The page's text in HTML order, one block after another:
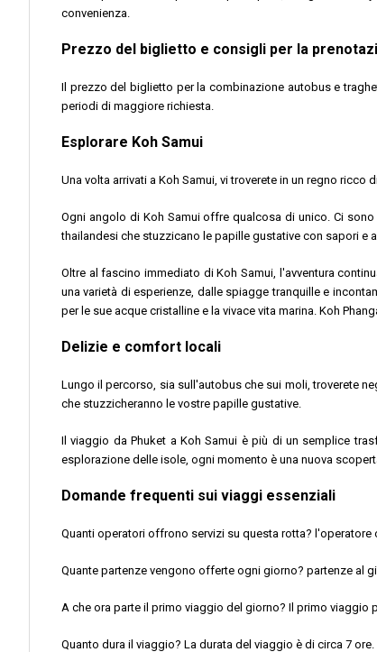
convenienza.
Prezzo del biglietto e consigli per la
Il prezzo del biglietto per la combinazione autobus e
periodi di maggiore richiesta.
Esplorare Koh Samui
Una volta arrivati a Koh Samui, vi troverete in un regno
Ogni angolo di Koh Samui offre qualcosa di unico. Ci
thailandesi che stuzzicano le papille gustative con sapori e
Oltre al fascino immediato di Koh Samui, l'avventura
una varietà di esperienze, dalle spiagge tranquille e
per le sue acque cristalline e la vivace vita marina. Koh
Delizie e comfort locali
Lungo il percorso, sia sull'autobus che sui moli, troverete
che stuzzicheranno le vostre papille gustative.
Il viaggio da Phuket a Koh Samui è più di un semplice
esplorazione delle isole, ogni momento è una nuova
Domande frequenti sui viaggi essenziali
Quanti operatori offrono servizi su questa rotta?
Quante partenze vengono offerte ogni giorno? partenze al
A che ora parte il primo viaggio del giorno? Il primo viaggio
Quanto dura il viaggio? La durata del viaggio è di circa 7 ore.